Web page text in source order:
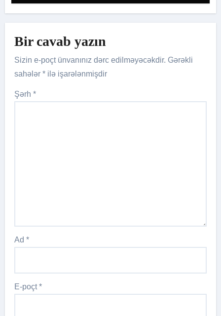
Bir cavab yazın
Sizin e-poçt ünvanınız dərc edilməyəcəkdir. Gərəkli
sahələr* ilə işarələnmişdir
Şərh*
Ad*
E-poçt*